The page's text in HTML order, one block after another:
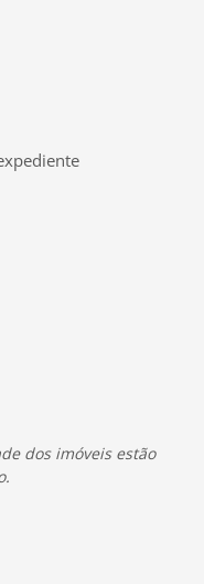
dos imóveis estão